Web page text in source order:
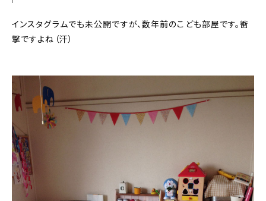
インスタグラムでも未公開ですが、数年前のこども部屋です。衝
撃ですよね（汗）